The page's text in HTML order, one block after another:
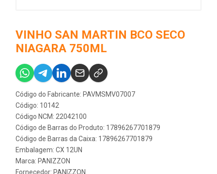
VINHO SAN MARTIN BCO SECO
NIAGARA 750ML
Código do Fabricante: PAVMSMV07007
Código: 10142
Código NCM: 22042100
Código de Barras do Produto: 17896267701879
Código de Barras da Caixa: 17896267701879
Embalagem: CX 12UN
Marca: PANIZZON
Fornecedor: PANIZZON